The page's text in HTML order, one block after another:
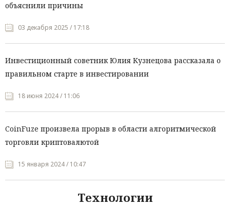
объяснили причины
03 декабря 2025 / 17:18
Инвестиционный советник Юлия Кузнецова рассказала о
правильном старте в инвестировании
18 июня 2024 / 11:06
CoinFuze произвела прорыв в области алгоритмической
торговли криптовалютой
15 января 2024 / 10:47
Технологии